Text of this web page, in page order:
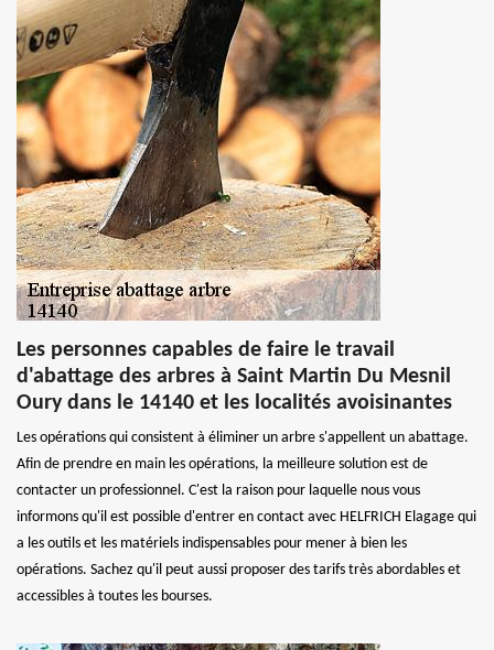
Les personnes capables de faire le travail
d'abattage des arbres à Saint Martin Du Mesnil
Oury dans le 14140 et les localités avoisinantes
Les opérations qui consistent à éliminer un arbre s'appellent un abattage.
Afin de prendre en main les opérations, la meilleure solution est de
contacter un professionnel. C'est la raison pour laquelle nous vous
informons qu'il est possible d'entrer en contact avec HELFRICH Elagage qui
a les outils et les matériels indispensables pour mener à bien les
opérations. Sachez qu'il peut aussi proposer des tarifs très abordables et
accessibles à toutes les bourses.